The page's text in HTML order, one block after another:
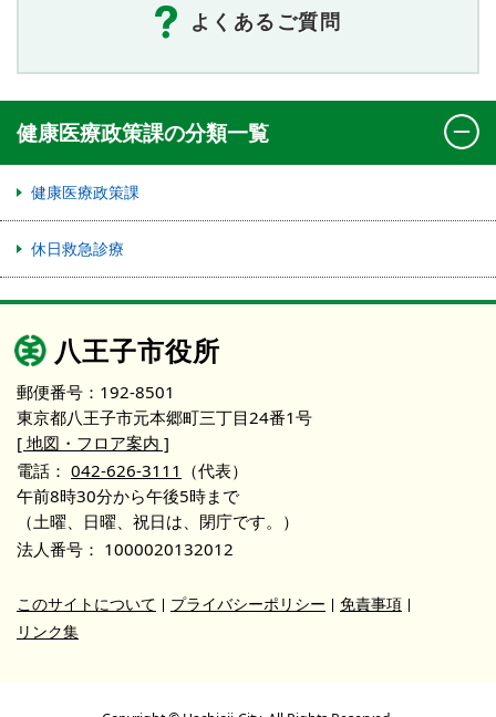
よくあるご質問
健康医療政策課の分類一覧
健康医療政策課
休日救急診療
八王子市役所
郵便番号：192-8501
東京都八王子市元本郷町三丁目24番1号
[ 地図・フロア案内 ]
電話： 042-626-3111 （代表）
午前8時30分から午後5時まで
（土曜、日曜、祝日は、閉庁です。）
法人番号： 1000020132012
このサイトについて プライバシーポリシー
免責事項
リンク集